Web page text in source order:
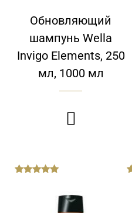
Обновляющий
шампунь Wella
Invigo Elements, 250
мл, 1000 мл
